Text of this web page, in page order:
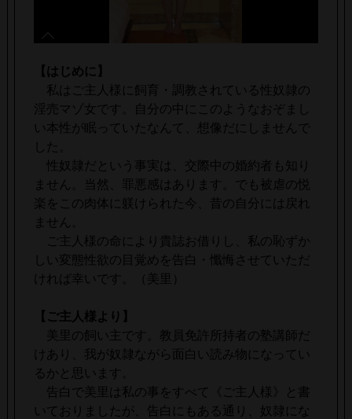
【はじめに】
私はご主人様に飼育・調教されている性奴隷の
淫売マゾ女です。自分の中にこのようなおぞまし
い本性が眠っていたなんて、想像だにしませんで
した。
性奴隷だという事実は、交際中の婚約者も知り
ません。当然、罪悪感はあります。でも被虐の悦
楽をこの肉体に躾けられた今、昔の自分には戻れ
ません。
ご主人様の命により貴誌お借りし、私の恥ずか
しい変態性欲の目覚めを告白・懺悔させていただ
ければ幸いです。（美里）
【ご主人様より】
美里の飼い主です。教員免許所持者の塾講師だ
けあり、我が奴隷ながら面白い読み物になってい
るかと思います。
告白で美里は私の事をすべて《ご主人様》と書
いておりましたが、告白にもある通り、奴隷にな